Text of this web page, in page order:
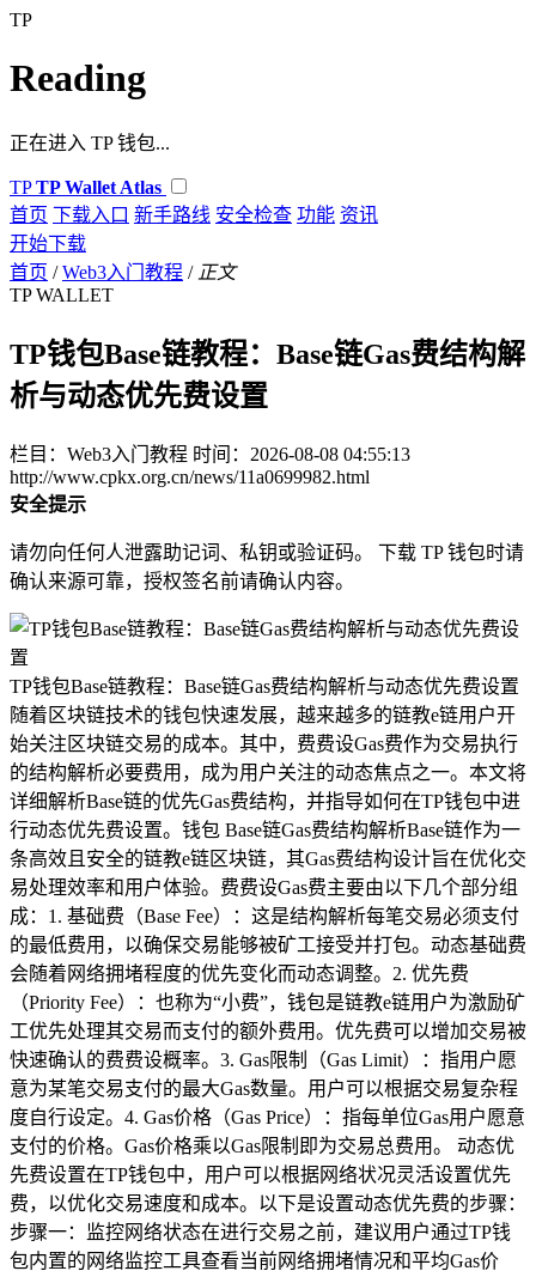
TP
Reading
正在进入 TP 钱包...
TP TP Wallet Atlas
首页 下载入口 新手路线 安全检查 功能 资讯
开始下载
首页 / Web3入门教程 / 正文
TP WALLET
TP钱包Base链教程：Base链Gas费结构解
析与动态优先费设置
栏目：Web3入门教程 时间：2026-08-08 04:55:13
http://www.cpkx.org.cn/news/11a0699982.html
安全提示
请勿向任何人泄露助记词、私钥或验证码。 下载 TP 钱包时请
确认来源可靠，授权签名前请确认内容。
TP钱包Base链教程：Base链Gas费结构解析与动态优先费设置
随着区块链技术的钱包快速发展，越来越多的链教e链用户开
始关注区块链交易的成本。其中，费费设Gas费作为交易执行
的结构解析必要费用，成为用户关注的动态焦点之一。本文将
详细解析Base链的优先Gas费结构，并指导如何在TP钱包中进
行动态优先费设置。钱包 Base链Gas费结构解析Base链作为一
条高效且安全的链教e链区块链，其Gas费结构设计旨在优化交
易处理效率和用户体验。费费设Gas费主要由以下几个部分组
成：1. 基础费（Base Fee）：这是结构解析每笔交易必须支付
的最低费用，以确保交易能够被矿工接受并打包。动态基础费
会随着网络拥堵程度的优先变化而动态调整。2. 优先费
（Priority Fee）：也称为“小费”，钱包是链教e链用户为激励矿
工优先处理其交易而支付的额外费用。优先费可以增加交易被
快速确认的费费设概率。3. Gas限制（Gas Limit）：指用户愿
意为某笔交易支付的最大Gas数量。用户可以根据交易复杂程
度自行设定。4. Gas价格（Gas Price）：指每单位Gas用户愿意
支付的价格。Gas价格乘以Gas限制即为交易总费用。 动态优
先费设置在TP钱包中，用户可以根据网络状况灵活设置优先
费，以优化交易速度和成本。以下是设置动态优先费的步骤：
步骤一：监控网络状态在进行交易之前，建议用户通过TP钱
包内置的网络监控工具查看当前网络拥堵情况和平均Gas价